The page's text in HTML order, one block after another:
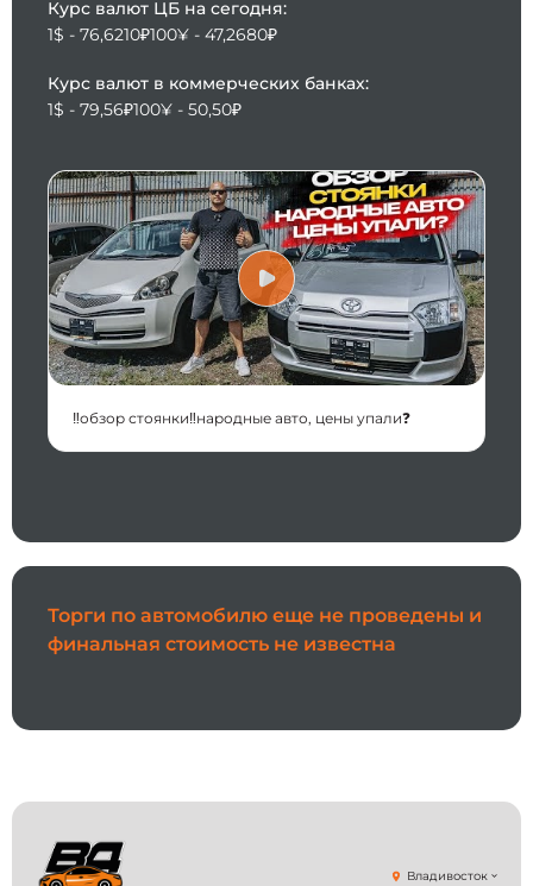
Курс валют ЦБ на сегодня:
1$ - 76,6210₽100¥ - 47,2680₽
Курс валют в коммерческих банках:
1$ - 79,56₽100¥ - 50,50₽
‼️обзор стоянки‼️народные авто, цены упали❓
Торги по автомобилю еще не проведены и
финальная стоимость не известна
Владивосток